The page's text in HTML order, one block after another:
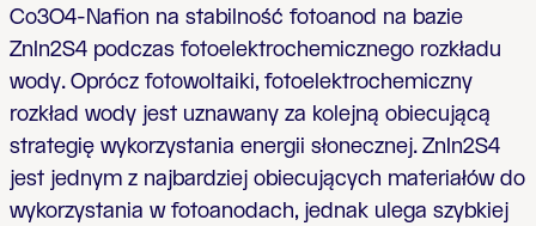
Co3O4-Nafion na stabilność fotoanod na bazie
ZnIn2S4 podczas fotoelektrochemicznego rozkładu
wody. Oprócz fotowoltaiki, fotoelektrochemiczny
rozkład wody jest uznawany za kolejną obiecującą
strategię wykorzystania energii słonecznej. ZnIn2S4
jest jednym z najbardziej obiecujących materiałów do
wykorzystania w fotoanodach, jednak ulega szybkiej